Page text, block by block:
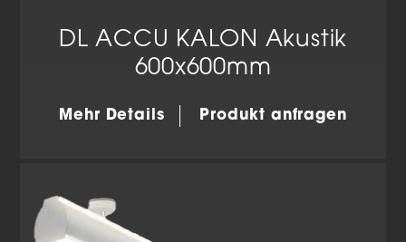
DL ACCU KALON Akustik
600x600mm
Mehr Details Produkt anfragen